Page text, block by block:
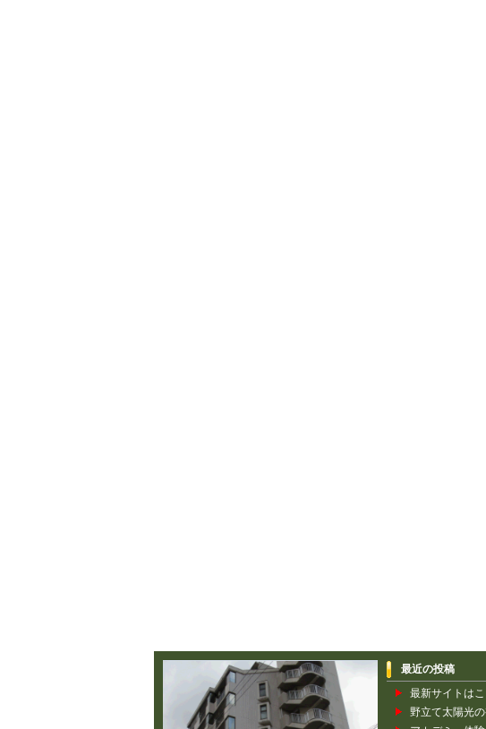
最近の投稿
最新サイトはこ
野立て太陽光